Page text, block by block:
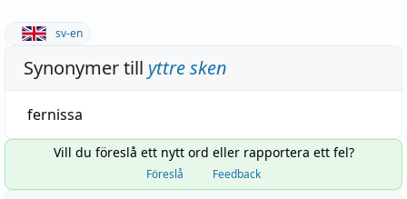
sv-en
Synonymer till yttre sken
fernissa
Vill du föreslå ett nytt ord eller rapportera ett fel?
Föreslå Feedback